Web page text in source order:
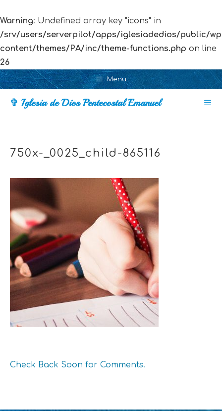
Warning: Undefined array key "icons" in
/srv/users/serverpilot/apps/iglesiadedios/public/
content/themes/PA/inc/theme-functions.php on line
26
Skip
to
content
Menu
✞ Iglesia de Dios Pentecostal Emanuel
750x-_0025_child-865116
Check Back Soon for Comments.